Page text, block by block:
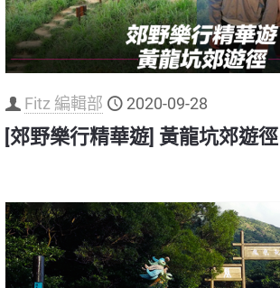
Fitz 編輯部 2020-09-28
[郊野樂行精華遊] 黃龍坑郊遊徑